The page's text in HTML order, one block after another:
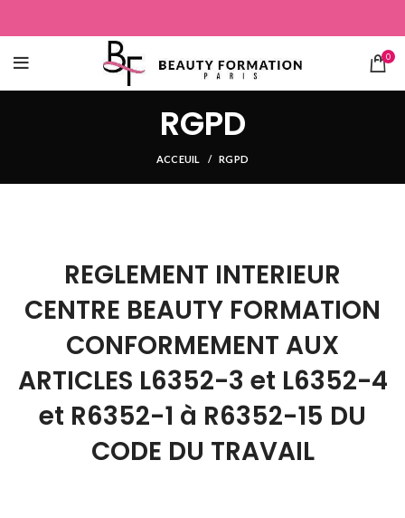
0
RGPD
ACCEUIL RGPD
REGLEMENT INTERIEUR
CENTRE BEAUTY FORMATION
CONFORMEMENT AUX
ARTICLES L6352-3 et L6352-4
et R6352-1 à R6352-15 DU
CODE DU TRAVAIL